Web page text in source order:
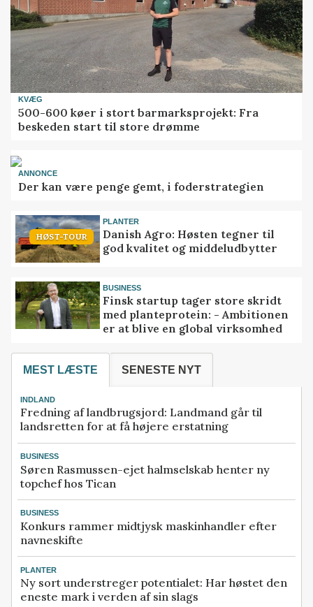
KVÆG
500-600 køer i stort barmarksprojekt: Fra
beskeden start til store drømme
ANNONCE
Der kan være penge gemt, i foderstrategien
HØST-TOUR
PLANTER
Danish Agro: Høsten tegner til
god kvalitet og middeludbytter
BUSINESS
Finsk startup tager store skridt
med planteprotein: - Ambitionen
er at blive en global virksomhed
MEST LÆSTE SENESTE NYT
INDLAND
Fredning af landbrugsjord: Landmand går til
landsretten for at få højere erstatning
BUSINESS
Søren Rasmussen-ejet halmselskab henter ny
topchef hos Tican
BUSINESS
Konkurs rammer midtjysk maskinhandler efter
navneskifte
PLANTER
Ny sort understreger potentialet: Har høstet den
eneste mark i verden af sin slags